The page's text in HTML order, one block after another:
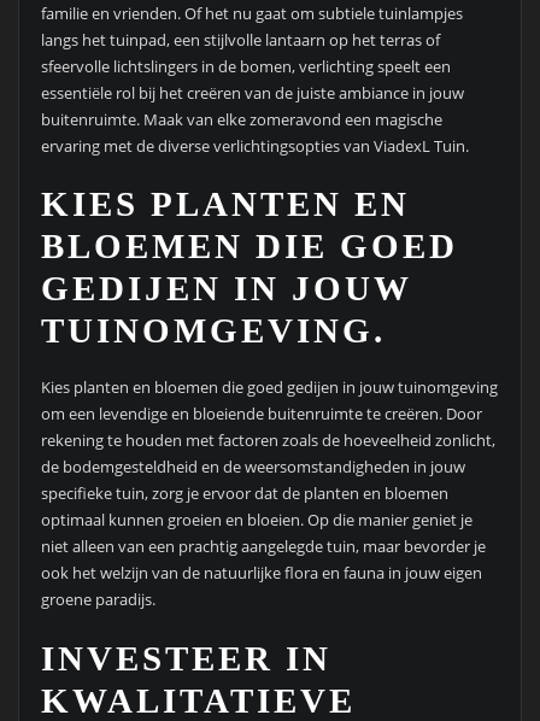
familie en vrienden. Of het nu gaat om subtiele tuinlampjes
langs het tuinpad, een stijlvolle lantaarn op het terras of
sfeervolle lichtslingers in de bomen, verlichting speelt een
essentiële rol bij het creëren van de juiste ambiance in jouw
buitenruimte. Maak van elke zomeravond een magische
ervaring met de diverse verlichtingsopties van ViadexL Tuin.
KIES PLANTEN EN
BLOEMEN DIE GOED
GEDIJEN IN JOUW
TUINOMGEVING.
Kies planten en bloemen die goed gedijen in jouw tuinomgeving
om een levendige en bloeiende buitenruimte te creëren. Door
rekening te houden met factoren zoals de hoeveelheid zonlicht,
de bodemgesteldheid en de weersomstandigheden in jouw
specifieke tuin, zorg je ervoor dat de planten en bloemen
optimaal kunnen groeien en bloeien. Op die manier geniet je
niet alleen van een prachtig aangelegde tuin, maar bevorder je
ook het welzijn van de natuurlijke flora en fauna in jouw eigen
groene paradijs.
INVESTEER IN
KWALITATIEVE